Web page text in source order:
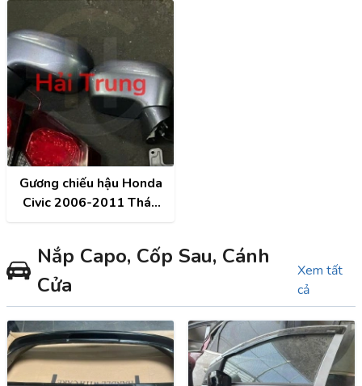
Gương chiếu hậu Honda
Civic 2006-2011 Tháo
Nắp Capo, Cốp Sau, Cánh
Cửa
Xem tất
cả